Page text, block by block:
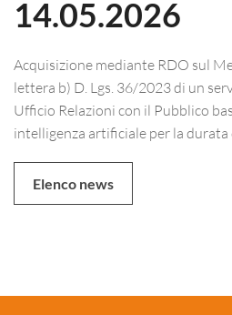
14.05.2026
Acquisizione mediante RDO sul
lettera b) D. Lgs. 36/2023 di un
Ufficio Relazioni con il Pubblico
intelligenza artificiale per la durata
Elenco news